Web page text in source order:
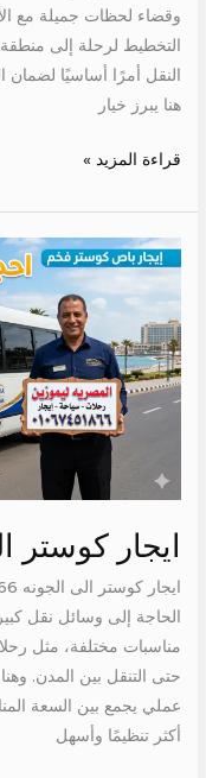
وقضاء لحظات جميلة مع
التخطيط لرحلة إلى منطقة
النقل أمرًا أساسيًا
هنا يبرز خيار
قراءة المزيد »
ايجار كوستر
الحاجة إلى وسائل نقل
مناسبات مختلفة، مثل
عملي يجمع بين السعة
أكثر تنظيمًا وأسهل
ايجار
كوستر
الجونه